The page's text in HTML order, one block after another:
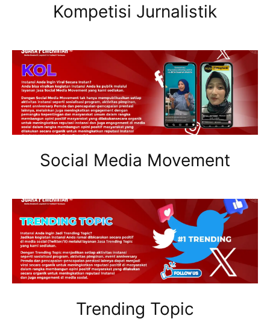
Kompetisi Jurnalistik
Social Media Movement
Trending Topic